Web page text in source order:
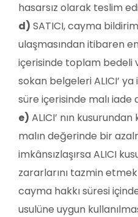
hasarsız olarak teslim
d) SATICI, cayma
ulaşmasından itibaren
içerisinde toplam bedeli
sokan belgeleri ALICI’
süre içerisinde malı
e) ALICI’ nın
malın değerinde bir
imkânsızlaşırsa ALICI
zararlarını tazmin
cayma hakkı süresi
usulüne uygun